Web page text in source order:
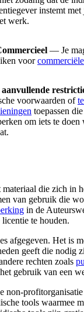
instemt
werk.
— Je
voor
aanvullende
voorwaarden of
toepassen
om iets te doen
die zich in
van gebruik die
in de
te houden.
afgegeven. Het is
geeft die nodig
rechten zoals
gebruik van een
non-profitorganisatie
tools waarmee